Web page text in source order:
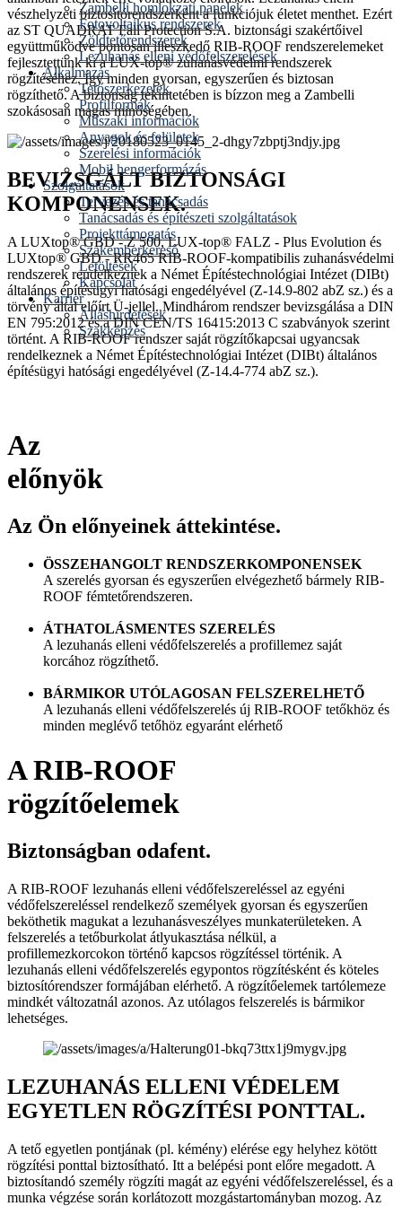
Zambelli homlokzati panelek
Fotovoltaikus rendszerek
Zöldtetőrendszerek
Lezuhanás elleni védőfelszerelések
Alkalmazás
Tetőszerkezetek
Profilformák
Műszaki információk
Anyagok és felületek
Szerelési információk
Mobil hengerformázás
Szolgáltatások
Tervezés és tanácsadás
Tanácsadás és építészeti szolgáltatások
Projekttámogatás
Szakemberkereső
Letöltések
Kapcsolat
Karrier
Álláshirdetések
Szakképzés
vészhelyzeti biztosítórendszerként a funkciójuk életet menthet. Ezért
az ST QUADRAT Fall Protection S.A. biztonsági szakértőivel
együttműködve pontosan illeszkedő RIB-ROOF rendszerelemeket
fejlesztettünk ki a LUX-top® zuhanásvédelmi rendszerek
rögzítéséhez. Így minden gyorsan, egyszerűen és biztosan
rögzíthető. A biztonság tekintetében is bízzon meg a Zambelli
szokásosan magas minőségében.
BEVIZSGÁLT BIZTONSÁGI
KOMPONENSEK.
A LUXtop® GBD - Z 500, LUX-top® FALZ - Plus Evolution és
LUXtop® GBD - RR465 RIB-ROOF-kompatibilis zuhanásvédelmi
rendszerek rendelkeznek a Német Építéstechnológiai Intézet (DIBt)
általános építésügyi hatósági engedélyével (Z-14.9-802 abZ sz.) és a
törvény által előírt Ü-jellel. Mindhárom rendszer bevizsgálása a DIN
EN 795:2012 és a DIN CEN/TS 16415:2013 C szabványok szerint
történt. A RIB-ROOF rendszer saját rögzítőkapcsai ugyancsak
rendelkeznek a Német Építéstechnológiai Intézet (DIBt) általános
építésügyi hatósági engedélyével (Z-14.4-774 abZ sz.).
Az
előnyök
Az Ön előnyeinek áttekintése.
ÖSSZEHANGOLT RENDSZERKOMPONENSEK
A szerelés gyorsan és egyszerűen elvégezhető bármely RIB-
ROOF fémtetőrendszeren.
ÁTHATOLÁSMENTES SZERELÉS
A lezuhanás elleni védőfelszerelés a profillemez saját
korcához rögzíthető.
BÁRMIKOR UTÓLAGOSAN FELSZERELHETŐ
A lezuhanás elleni védőfelszerelés új RIB-ROOF tetőkhöz és
minden meglévő tetőhöz egyaránt elérhető
A RIB-ROOF
rögzítőelemek
Biztonságban odafent.
A RIB-ROOF lezuhanás elleni védőfelszereléssel az egyéni
védőfelszereléssel rendelkező személyek gyorsan és egyszerűen
beköthetik magukat a lezuhanásveszélyes munkaterületeken. A
felszerelés a tetőburkolat átlyukasztása nélkül, a
profillemezkorcokon történő kapcsos rögzítéssel történik. A
lezuhanás elleni védőfelszerelés egypontos rögzítésként és köteles
biztosítórendszer formájában elérhető. A rögzítőelemek tartólemeze
mindkét változatnál azonos. Az utólagos felszerelés is bármikor
lehetséges.
LEZUHANÁS ELLENI VÉDELEM
EGYETLEN RÖGZÍTÉSI PONTTAL.
A tető egyetlen pontjának (pl. kémény) elérése egy helyhez kötött
rögzítési ponttal biztosítható. Itt a belépési pont előre megadott. A
biztosítandó személy rögzíti magát az egyéni védőfelszereléssel, és a
munka végzése során korlátozott mozgástartományban mozog. Az